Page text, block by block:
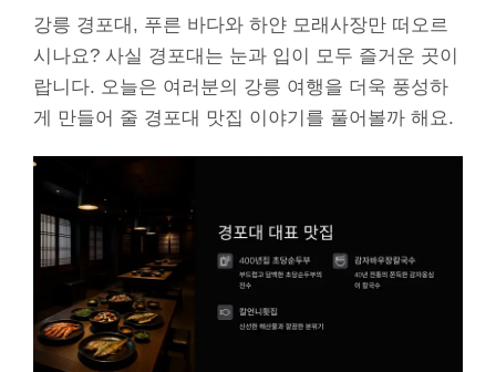
강릉 경포대, 푸른 바다와 하얀 모래사장만 떠오르
시나요? 사실 경포대는 눈과 입이 모두 즐거운 곳이
랍니다. 오늘은 여러분의 강릉 여행을 더욱 풍성하
게 만들어 줄 경포대 맛집 이야기를 풀어볼까 해요.